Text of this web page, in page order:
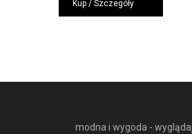
wynosiła:
319,90 zł.249,90 zł.
Kup / Szczegóły
modna i wygoda -